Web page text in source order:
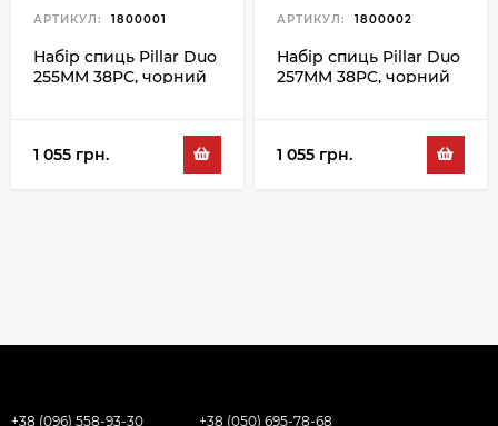
АРТИКУЛ: 1800001
Набір спиць Pillar Duo
255MM 38PC, чорний
1 055 грн.
АРТИКУЛ: 1800002
Набір спиць Pillar Duo
257MM 38PC, чорний
1 055 грн.
+38 (096) 558-93-30 +38 (050) 695-78-68